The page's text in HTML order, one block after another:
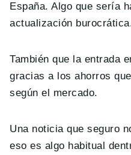
España. Algo que sería
actualización
También que la entrada
gracias a los ahorros
según el mercado.
Una noticia que seguro
eso es algo habitual